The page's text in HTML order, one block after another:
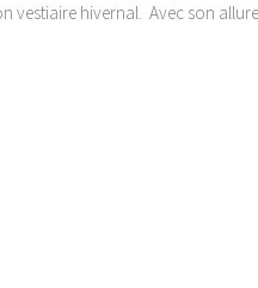
vestiaire hivernal. Avec son